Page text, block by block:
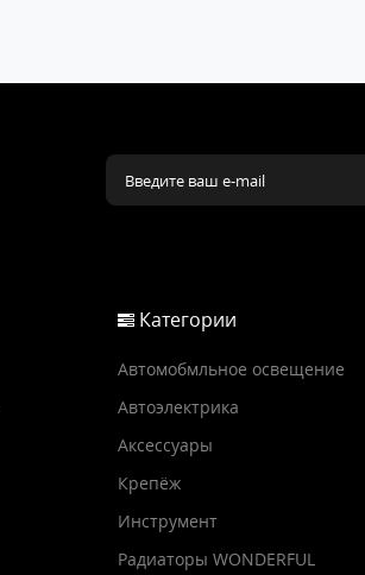
Категории
Автомобмльное освещение
Автоэлектрика
Аксессуары
Крепёж
Инструмент
Радиаторы WONDERFUL